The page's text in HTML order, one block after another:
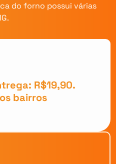
do forno possui várias
R$19,90.
bairros